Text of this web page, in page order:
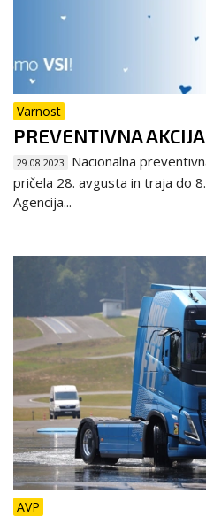
Varnost
PREVENTIVNA
29.08.2023
Nacionalna
pričela 28. avgusta in traja do
Agencija...
AVP